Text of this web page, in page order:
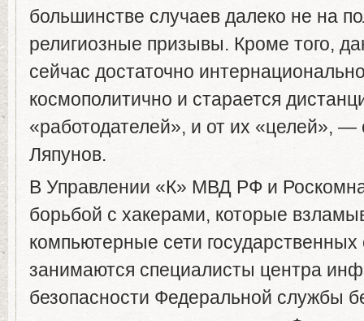
большинстве случаев далеко не на
религиозные призывы. Кроме того,
сейчас достаточно
космополитично и старается
«работодателей», и от их «целей», —
Ляпунов.
В Управлении «К» МВД РФ и
борьбой с хакерами, которые
компьютерные сети
занимаются специалисты центра
безопасности Федеральной службы